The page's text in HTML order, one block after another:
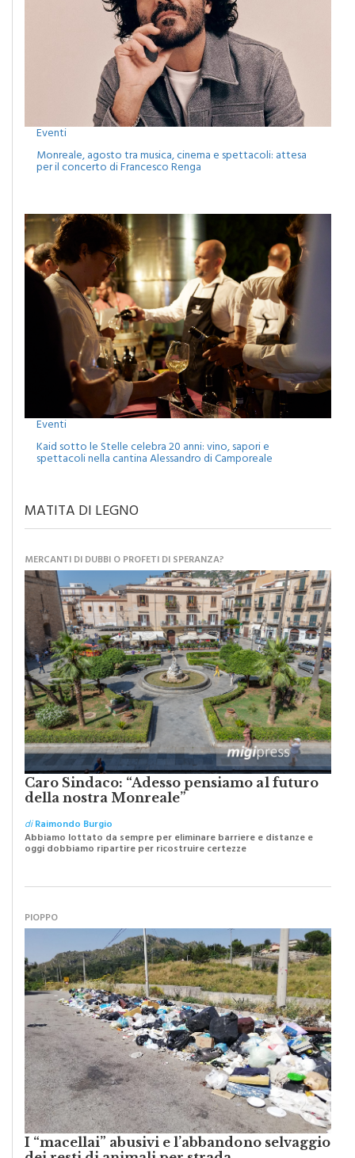
Eventi
Monreale, agosto tra musica, cinema e spettacoli: attesa
Eventi
Kaid sotto le Stelle celebra 20 anni: vino, sapori e
MATITA DI LEGNO
MERCANTI DI DUBBI O PROFETI DI SPERANZA?
Caro Sindaco: “Adesso pensiamo al futuro
della nostra Monreale”
diRaimondo Burgio